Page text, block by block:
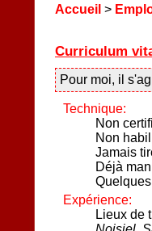
Accueil >
Curriculum
Pour moi, il
Technique:
Non
Non
Jamais
Déjà
Expérience:
Lieux de